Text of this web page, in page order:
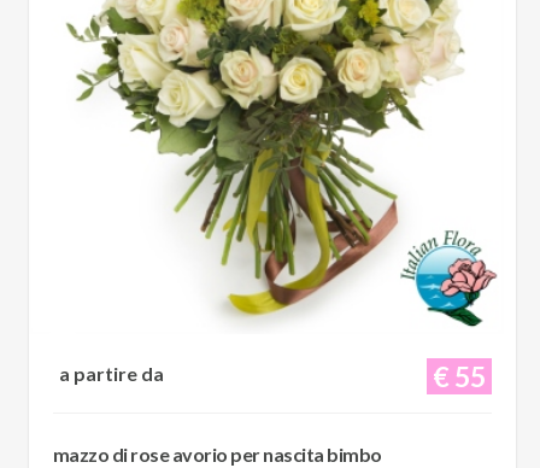
€ 55
a partire da
mazzo di rose avorio per nascita bimbo